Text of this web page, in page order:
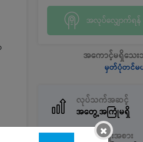
အလုပ်လျှောက်ရန်
အကောင့်မရှိသေး
မှတ်ပုံတင်မ
လုပ်သက်အဆင့်
အတွေ့အကြုံမရှိ
အလုပ်အမျိုးအစား
×